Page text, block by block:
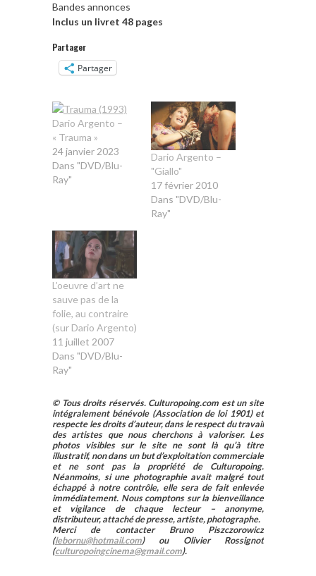
Bandes annonces
Inclus un livret 48 pages
Partager
Partager
Dario Argento –
« Trauma »
24 janvier 2023
Dans "DVD/Blu-
Ray"
Dario Argento –
"Giallo"
17 février 2010
Dans "DVD/Blu-
Ray"
L’oeuvre d’art ne
sauve pas de la
folie, au contraire
(sur Dario Argento)
11 juillet 2007
Dans "DVD/Blu-
Ray"
© Tous droits réservés. Culturopoing.com est un site
intégralement bénévole (Association de loi 1901) et
respecte les droits d’auteur, dans le respect du travail
des artistes que nous cherchons à valoriser. Les
photos visibles sur le site ne sont là qu’à titre
illustratif, non dans un but d’exploitation commerciale
et ne sont pas la propriété de Culturopoing.
Néanmoins, si une photographie avait malgré tout
échappé à notre contrôle, elle sera de fait enlevée
immédiatement. Nous comptons sur la bienveillance
et vigilance de chaque lecteur – anonyme,
distributeur, attaché de presse, artiste, photographe.
Merci de contacter Bruno Piszczorowicz
(lebornu@hotmail.com) ou Olivier Rossignot
(culturopoingcinema@gmail.com).